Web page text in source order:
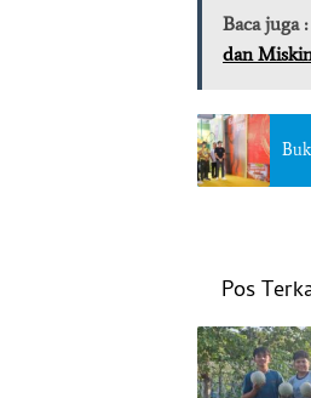
Baca juga :
dan
Pos